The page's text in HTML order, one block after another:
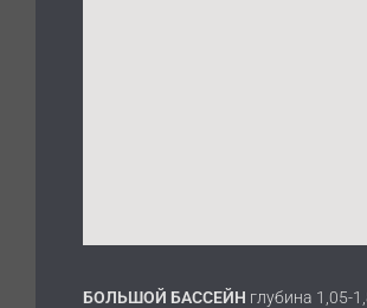
БОЛЬШОЙ БАССЕЙН глубина 1,05-